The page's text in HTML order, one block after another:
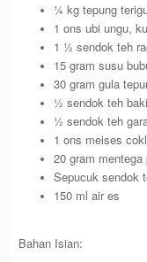
¼ kg tepung
1 ons ubi ungu,
1 ½ sendok teh
15 gram susu
30 gram gula
½ sendok teh
½ sendok teh
1 ons meises
20 gram mentega
Sepucuk sendok
150 ml air es
Bahan Isian: